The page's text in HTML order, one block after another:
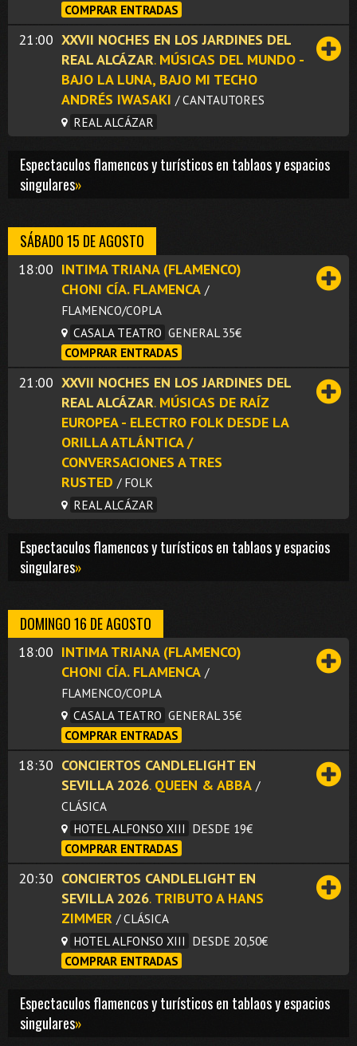
COMPRAR ENTRADAS
21:00 XXVII NOCHES EN LOS JARDINES DEL
REAL ALCÁZAR. MÚSICAS DEL MUNDO -
BAJO LA LUNA, BAJO MI TECHO
ANDRÉS IWASAKI / CANTAUTORES
REAL ALCÁZAR
Espectaculos flamencos y turísticos en tablaos y espacios
singulares»
SÁBADO 15 DE AGOSTO
18:00 INTIMA TRIANA (FLAMENCO)
CHONI CÍA. FLAMENCA /
FLAMENCO/COPLA
CASALA TEATRO GENERAL 35€
COMPRAR ENTRADAS
21:00 XXVII NOCHES EN LOS JARDINES DEL
REAL ALCÁZAR. MÚSICAS DE RAÍZ
EUROPEA - ELECTRO FOLK DESDE LA
ORILLA ATLÁNTICA /
CONVERSACIONES A TRES
RUSTED / FOLK
REAL ALCÁZAR
Espectaculos flamencos y turísticos en tablaos y espacios
singulares»
DOMINGO 16 DE AGOSTO
18:00 INTIMA TRIANA (FLAMENCO)
CHONI CÍA. FLAMENCA /
FLAMENCO/COPLA
CASALA TEATRO GENERAL 35€
COMPRAR ENTRADAS
18:30 CONCIERTOS CANDLELIGHT EN
SEVILLA 2026. QUEEN & ABBA /
CLÁSICA
HOTEL ALFONSO XIII DESDE 19€
COMPRAR ENTRADAS
20:30 CONCIERTOS CANDLELIGHT EN
SEVILLA 2026. TRIBUTO A HANS
ZIMMER / CLÁSICA
HOTEL ALFONSO XIII DESDE 20,50€
COMPRAR ENTRADAS
Espectaculos flamencos y turísticos en tablaos y espacios
singulares»